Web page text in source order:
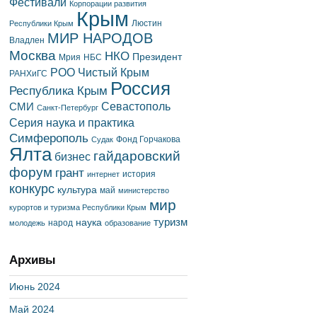
Корпорации развития
Республики Крым Крым Люстин
Владлен МИР НАРОДОВ
Москва Мрия НБС НКО Президент
РАНХиГС РОО Чистый Крым
Республика Крым Россия
СМИ Санкт-Петербург Севастополь
Серия наука и практика
Симферополь Судак Фонд Горчакова
Ялта бизнес гайдаровский
форум грант интернет история
конкурс культура май министерство
курортов и туризма Республики Крым мир
молодежь народ наука образование туризм
Архивы
Июнь 2024
Май 2024